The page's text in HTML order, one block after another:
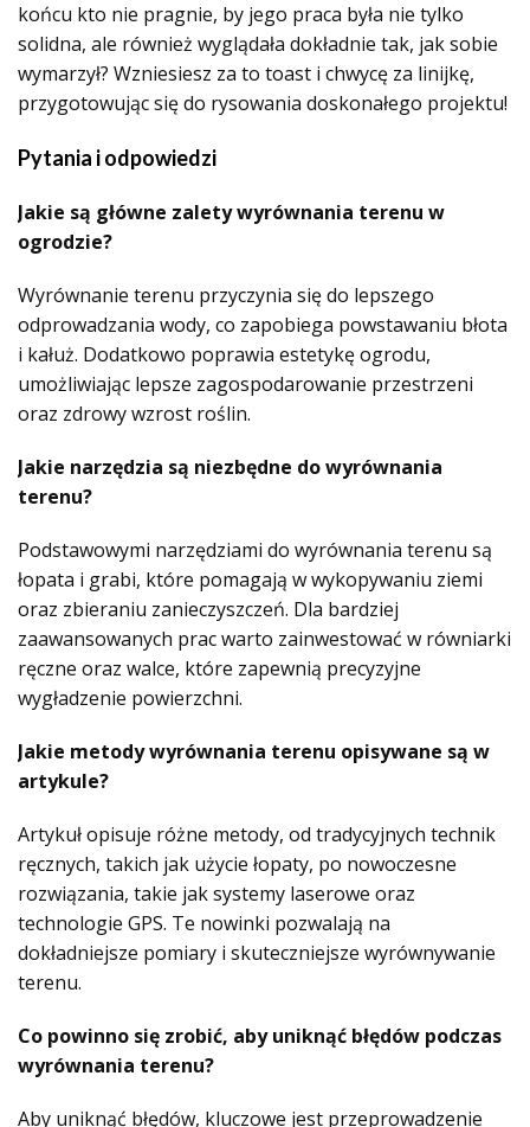
końcu kto nie pragnie, by jego praca była nie tylko
solidna, ale również wyglądała dokładnie tak, jak sobie
wymarzył? Wzniesiesz za to toast i chwycę za linijkę,
przygotowując się do rysowania doskonałego projektu!
Pytania i odpowiedzi
Jakie są główne zalety wyrównania terenu w
ogrodzie?
Wyrównanie terenu przyczynia się do lepszego
odprowadzania wody, co zapobiega powstawaniu błota
i kałuż. Dodatkowo poprawia estetykę ogrodu,
umożliwiając lepsze zagospodarowanie przestrzeni
oraz zdrowy wzrost roślin.
Jakie narzędzia są niezbędne do wyrównania
terenu?
Podstawowymi narzędziami do wyrównania terenu są
łopata i grabi, które pomagają w wykopywaniu ziemi
oraz zbieraniu zanieczyszczeń. Dla bardziej
zaawansowanych prac warto zainwestować w równiarki
ręczne oraz walce, które zapewnią precyzyjne
wygładzenie powierzchni.
Jakie metody wyrównania terenu opisywane są w
artykule?
Artykuł opisuje różne metody, od tradycyjnych technik
ręcznych, takich jak użycie łopaty, po nowoczesne
rozwiązania, takie jak systemy laserowe oraz
technologie GPS. Te nowinki pozwalają na
dokładniejsze pomiary i skuteczniejsze wyrównywanie
terenu.
Co powinno się zrobić, aby uniknąć błędów podczas
wyrównania terenu?
Aby uniknąć błędów, kluczowe jest przeprowadzenie